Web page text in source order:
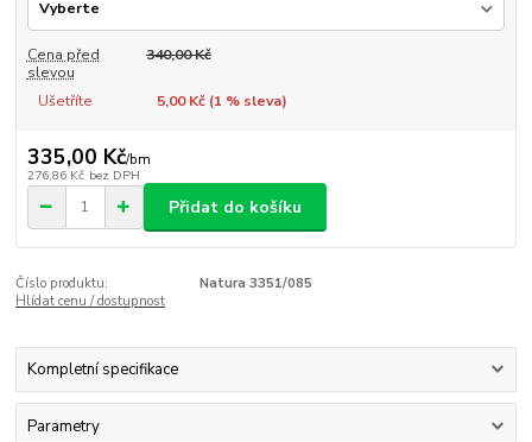
Cena před
slevou
340,00 Kč
Ušetříte 5,00 Kč (1 % sleva)
335,00 Kč/bm
276,86 Kč bez DPH
Přidat do košíku
Číslo produktu:
Natura 3351/085
Hlídat cenu / dostupnost
Kompletní specifikace
Parametry